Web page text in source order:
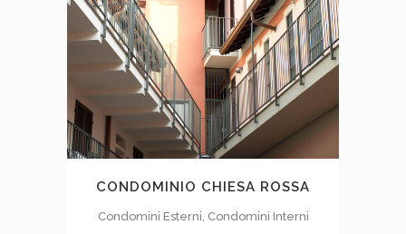
CONDOMINIO CHIESA ROSSA
Condomini Esterni, Condomini Interni